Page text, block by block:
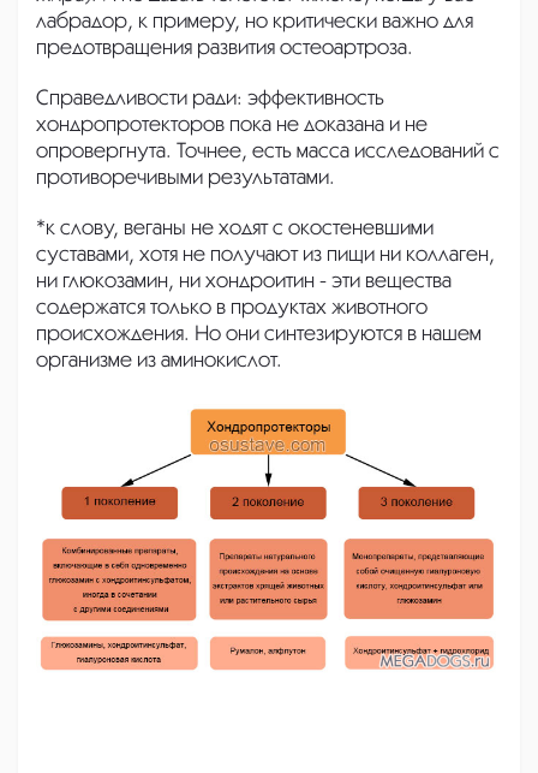
лабрадор, к примеру, но критически важно для
предотвращения развития остеоартроза.
Справедливости ради: эффективность
хондропротекторов пока не доказана и не
опровергнута. Точнее, есть масса исследований с
противоречивыми результатами.
*к слову, веганы не ходят с окостеневшими
суставами, хотя не получают из пищи ни коллаген,
ни глюкозамин, ни хондроитин - эти вещества
содержатся только в продуктах животного
происхождения. Но они синтезируются в нашем
организме из аминокислот.